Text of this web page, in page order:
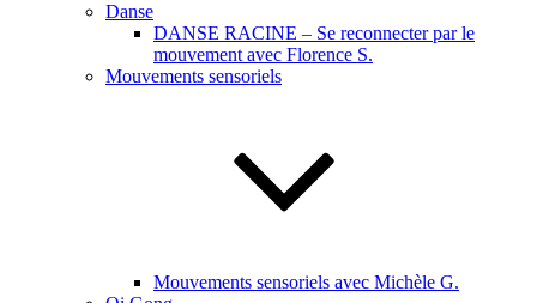
Danse
DANSE RACINE – Se reconnecter par le
mouvement avec Florence S.
Mouvements sensoriels
Mouvements sensoriels avec Michèle G.